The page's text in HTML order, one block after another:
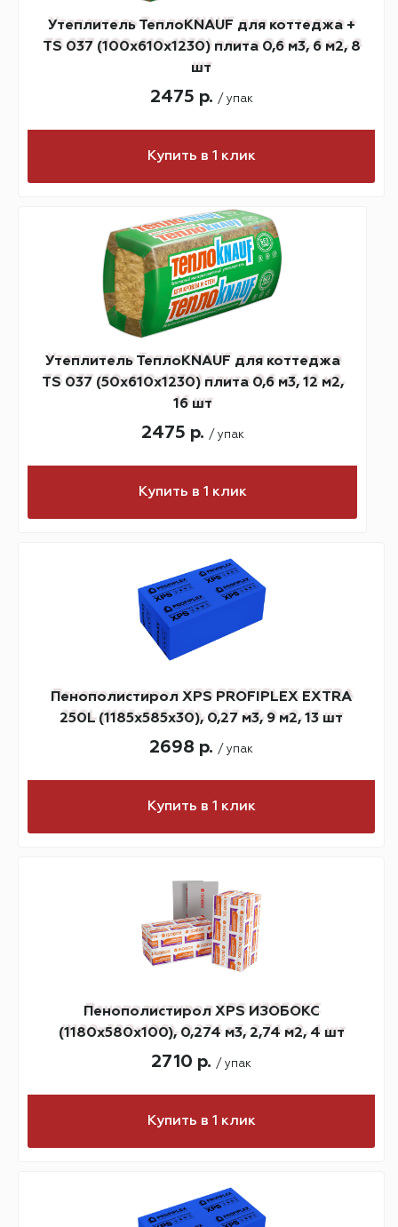
Утеплитель ТеплоKNAUF для коттеджа +
TS 037 (100х610х1230) плита 0,6 м3, 6 м2, 8
шт
2475 р. / упак
Купить в 1 клик
Утеплитель ТеплоKNAUF для коттеджа
TS 037 (50х610х1230) плита 0,6 м3, 12 м2,
16 шт
2475 р. / упак
Купить в 1 клик
Пенополистирол XPS PROFIPLEX EXTRA
250L (1185х585х30), 0,27 м3, 9 м2, 13 шт
2698 р. / упак
Купить в 1 клик
Пенополистирол XPS ИЗОБОКС
(1180х580х100), 0,274 м3, 2,74 м2, 4 шт
2710 р. / упак
Купить в 1 клик